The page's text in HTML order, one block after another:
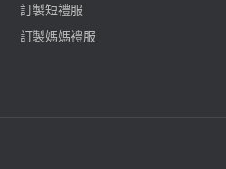
訂製短禮服
訂製媽媽禮服